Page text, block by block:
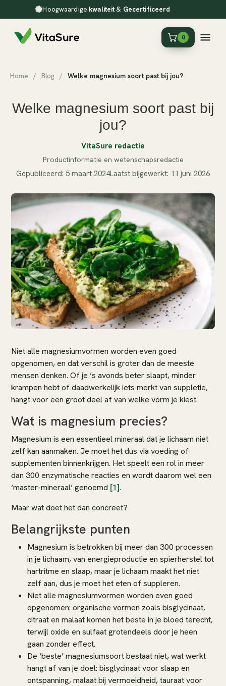
Hoogwaardige kwaliteit& Gecertificeerd
0
Home / Blog / Welke magnesium soort past bij jou?
Welke magnesium soort past bij
jou?
VitaSure redactie
Productinformatie en wetenschapsredactie
Gepubliceerd: 5 maart 2024Laatst bijgewerkt: 11 juni 2026
Niet alle magnesiumvormen worden even goed
opgenomen, en dat verschil is groter dan de meeste
mensen denken. Of je ’s avonds beter slaapt, minder
krampen hebt of daadwerkelijk iets merkt van suppletie,
hangt voor een groot deel af van welke vorm je kiest.
Wat is magnesium precies?
Magnesium is een essentieel mineraal dat je lichaam niet
zelf kan aanmaken. Je moet het dus via voeding of
supplementen binnenkrijgen. Het speelt een rol in meer
dan 300 enzymatische reacties en wordt daarom wel een
‘master-mineraal’ genoemd [1].
Maar wat doet het dan concreet?
Belangrijkste punten
Magnesium is betrokken bij meer dan 300 processen
in je lichaam, van energieproductie en spierherstel tot
hartritme en slaap, maar je lichaam maakt het niet
zelf aan, dus je moet het eten of suppleren.
Niet alle magnesiumvormen worden even goed
opgenomen: organische vormen zoals bisglycinaat,
citraat en malaat komen het beste in je bloed terecht,
terwijl oxide en sulfaat grotendeels door je heen
gaan zonder effect.
De ‘beste’ magnesiumsoort bestaat niet, wat werkt
hangt af van je doel: bisglycinaat voor slaap en
ontspanning, malaat bij vermoeidheid, tauraat voor